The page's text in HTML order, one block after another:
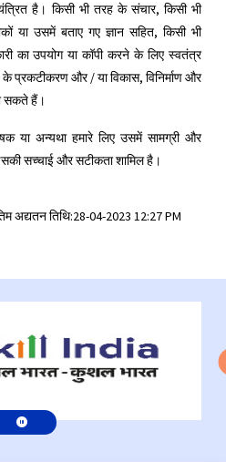
है। किसी भी तरह के संचार, किसी भी
या उसमें बताए गए ज्ञान सहित, किसी भी
का उपयोग या कॉपी करने के लिए स्वतंत्र
प्रकटीकरण और / या विकास, विनिर्माण और
सकते हैं।
या अन्यथा हमारे लिए उसमें सामग्री और
सच्चाई और सटीकता शामिल है।
अद्यतन तिथि:28-04-2023 12:27 PM